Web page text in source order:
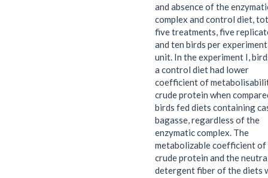
and absence of the
complex and control diet,
five treatments, five
and ten birds per
unit. In the experiment I,
a control diet had lower
coefficient of
crude protein when
birds fed diets containing
bagasse, regardless of the
enzymatic complex. The
metabolizable coefficient of
crude protein and the
detergent fiber of the diets